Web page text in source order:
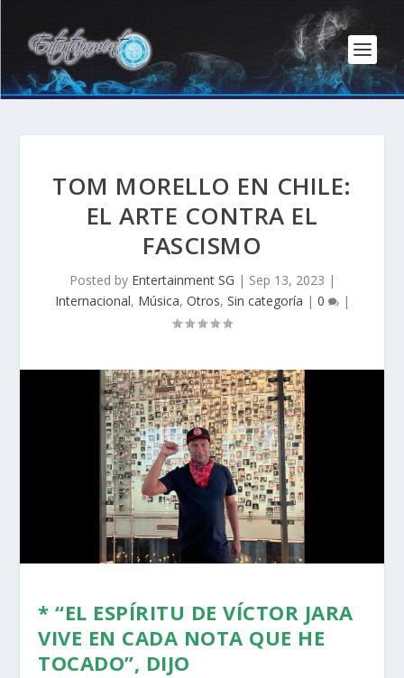
TOM MORELLO EN CHILE:
EL ARTE CONTRA EL
FASCISMO
Posted by Entertainment SG | Sep 13, 2023 |
Internacional, Música, Otros, Sin categoría | 0 |
* “EL ESPÍRITU DE VÍCTOR JARA
VIVE EN CADA NOTA QUE HE
TOCADO”, DIJO